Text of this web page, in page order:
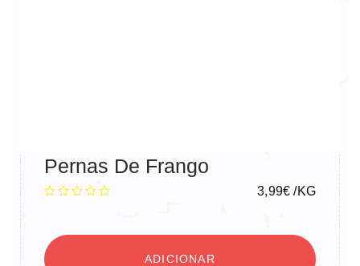
Pernas De Frango
3,99€ /KG
ADICIONAR